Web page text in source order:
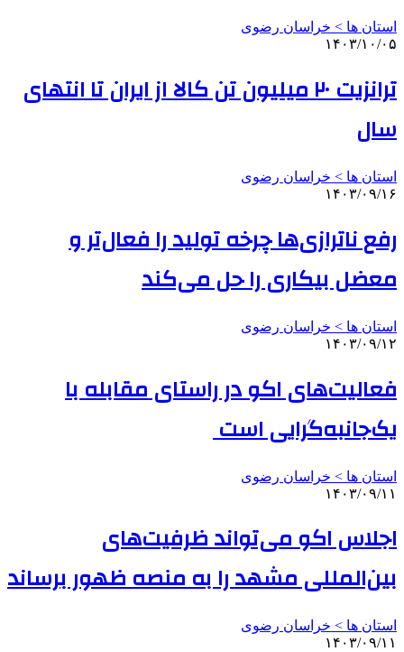
استان ها > خراسان رضوی
۱۴۰۳/۱۰/۰۵
ترانزیت ۲۰ میلیون تن کالا از ایران تا انتهای
سال
استان ها > خراسان رضوی
۱۴۰۳/۰۹/۱۶
رفع ناترازی‌ها چرخه تولید را فعال‌تر و
معضل بیکاری را حل می‌کند
استان ها > خراسان رضوی
۱۴۰۳/۰۹/۱۲
فعالیت‌های اکو در راستای مقابله با
یک‌جانبه‌گرایی است
استان ها > خراسان رضوی
۱۴۰۳/۰۹/۱۱
اجلاس اکو می‌تواند ظرفیت‌های
بین‌المللی مشهد را به منصه ظهور برساند
استان ها > خراسان رضوی
۱۴۰۳/۰۹/۱۱